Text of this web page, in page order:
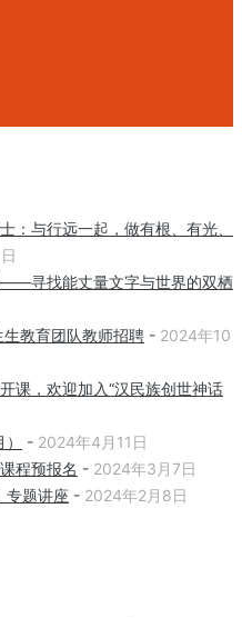
：与行远一起，做有根、有光、
——寻找能丈量文字与世界的双栖
生教育团队教师招聘 - 2024年10
课，欢迎加入“汉民族创世神话
- 2024年4月11日
程预报名 - 2024年3月7日
专题讲座 - 2024年2月8日